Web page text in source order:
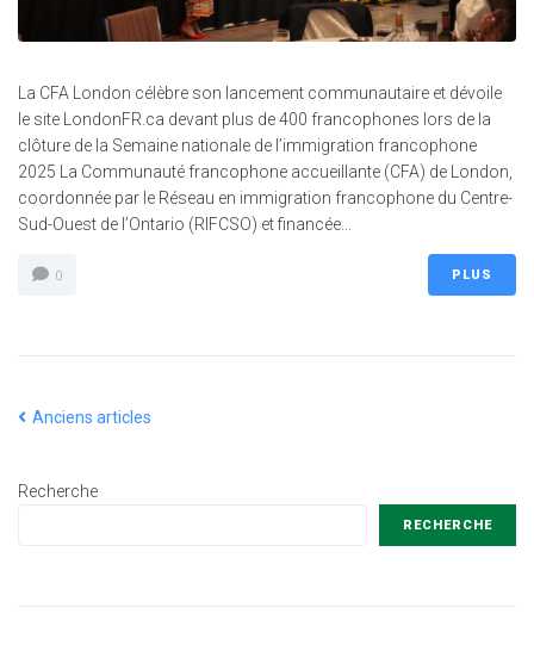
La CFA London célèbre son lancement communautaire et dévoile
le site LondonFR.ca devant plus de 400 francophones lors de la
clôture de la Semaine nationale de l’immigration francophone
2025 La Communauté francophone accueillante (CFA) de London,
coordonnée par le Réseau en immigration francophone du Centre-
Sud-Ouest de l’Ontario (RIFCSO) et financée...
0 PLUS
Anciens articles
Recherche
RECHERCHE